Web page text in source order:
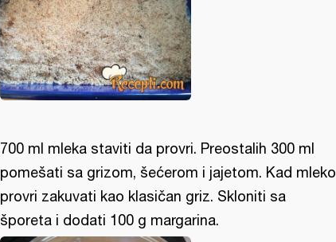
700 ml mleka staviti da provri. Preostalih 300 ml
pomešati sa grizom, šećerom i jajetom. Kad mleko
provri zakuvati kao klasičan griz. Skloniti sa
šporeta i dodati 100 g margarina.